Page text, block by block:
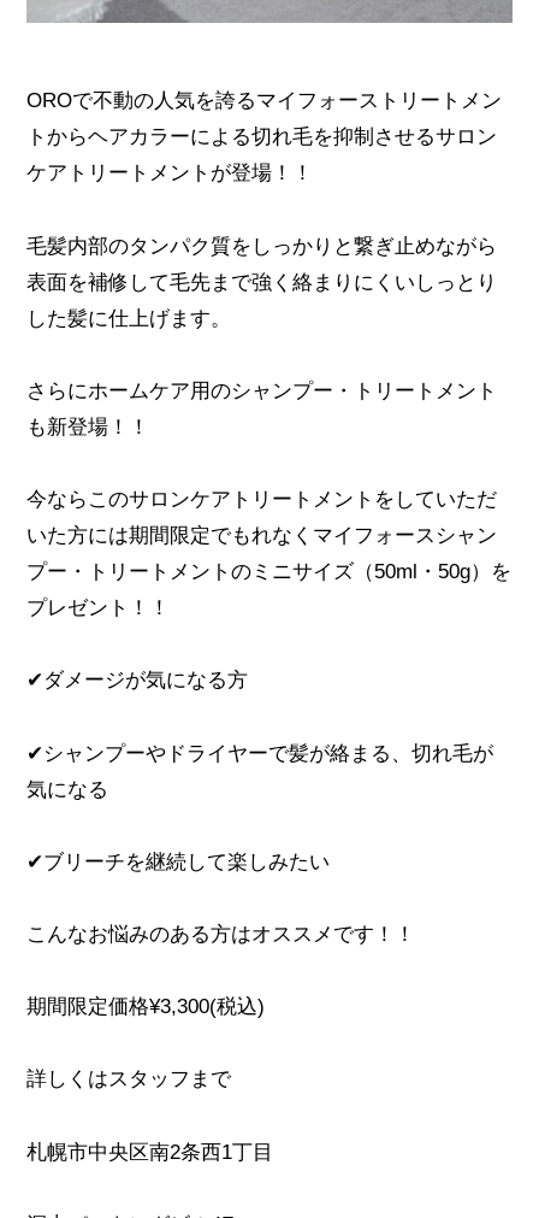
OROで不動の人気を誇るマイフォーストリートメン
トからヘアカラーによる切れ毛を抑制させるサロン
ケアトリートメントが登場！！
毛髪内部のタンパク質をしっかりと繋ぎ止めながら
表面を補修して毛先まで強く絡まりにくいしっとり
した髪に仕上げます。
さらにホームケア用のシャンプー・トリートメント
も新登場！！
今ならこのサロンケアトリートメントをしていただ
いた方には期間限定でもれなくマイフォースシャン
プー・トリートメントのミニサイズ（50ml・50g）を
プレゼント！！
✔︎ダメージが気になる方
✔︎シャンプーやドライヤーで髪が絡まる、切れ毛が
気になる
✔︎ブリーチを継続して楽しみたい
こんなお悩みのある方はオススメです！！
期間限定価格¥3,300(税込)
詳しくはスタッフまで
札幌市中央区南2条西1丁目